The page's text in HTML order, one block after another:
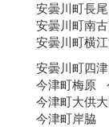
安曇川町長尾
安曇川町南
安曇川町横
安曇川町四
今津町梅原
今津町大供
今津町岸脇